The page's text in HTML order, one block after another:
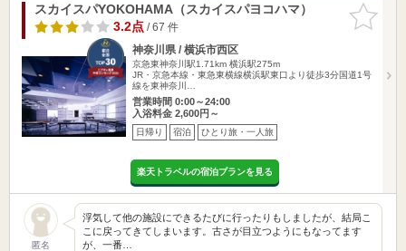
お気に入
りに追加
スカイスパYOKOHAMA（スカイスパヨコハマ）
3.2点/ 67 件
神奈川県 / 横浜市西区
京急東神奈川駅1.71km 横浜駅275m
JR・京急本線・東急東横線横浜駅東口より徒歩3分国道1号
線を東神奈川…
営業時間 0:00～24:00
入浴料金 2,600円～
日帰り 宿泊 ひとり旅・一人旅
楽天トラベルの宿泊プランを見る
匿名
浮気して他の施設にできるたびに行ったりもしましたが、結局こ
こに戻ってきてしまいます。古さが目立つようにもなってます
が、一番…